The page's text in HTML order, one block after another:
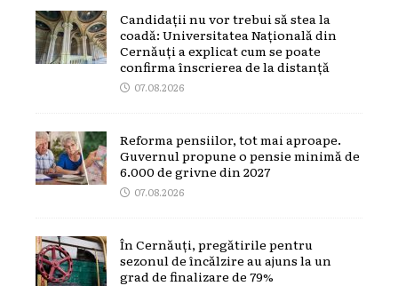
Candidații nu vor trebui să stea la
coadă: Universitatea Națională din
Cernăuți a explicat cum se poate
confirma înscrierea de la distanță
07.08.2026
Reforma pensiilor, tot mai aproape.
Guvernul propune o pensie minimă de
6.000 de grivne din 2027
07.08.2026
În Cernăuți, pregătirile pentru
sezonul de încălzire au ajuns la un
grad de finalizare de 79%